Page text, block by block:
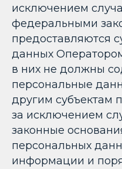
исключением
федеральными
предоставляются
данных
в них не должны
персональные
другим субъектам
за исключением
законные
персональных
информации и